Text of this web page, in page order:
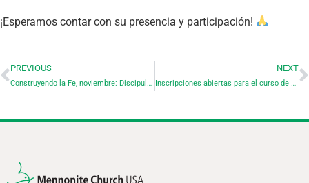
¡Esperamos contar con su presencia y participación!
PREVIOUS
Construyendo la Fe, noviembre: Discipulando a Nuestros Hijos
NEXT
Inscripciones abiertas para el curso de educación continua:¿Quién es mi vecino/a?Latinos/as creciendo en la interculturalidad